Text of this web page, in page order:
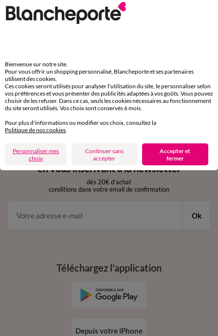
Payez plus tard ou en plusieurs fois
Retours gratuits
sous 30 jours avec Mondial Relay uniquement
Service clients
par chat et par téléphone
11€ Offerts
en vous inscrivant à la newsletter
dès 20€ d’achat
conditions dans votre email de confirmation
Ok
Téléchargez l’application
Depuis votre iPhone
Bienvenue sur notre site.
Pour vous offrir un shopping personnalisé, Blancheporte et ses partenaires
utilisent des cookies.
Ces cookies seront utilisés pour analyser l'utilisation du site, le personnaliser selon
vos préférences et vous présenter des publicités adaptées à vos goûts. Vous pouvez
choisir de les refuser. Dans ce cas, seuls les cookies nécessaires au fonctionnement
du site seront utilisés. Vos choix sont conservés 6 mois.
Pour plus d'informations ou modifier vos choix, consultez la
Politique de nos cookies.
Personnaliser mes
choix
Continuer sans
accepter
Accepter et
fermer